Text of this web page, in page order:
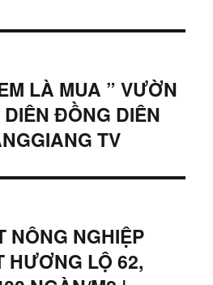
LÀ MUA ” VƯỜN
ĐỒNG DIÊN
TV
NÔNG NGHIỆP
HƯƠNG LỘ 62,